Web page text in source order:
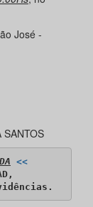
José -
SANTOS
<<